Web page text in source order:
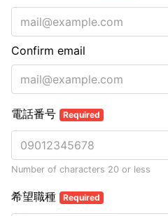
Confirm email
電話番号 Required
Number of characters 20 or less
希望職種 Required